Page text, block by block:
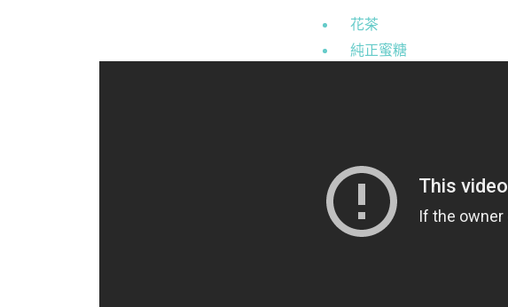
花茶
純正蜜糖
女士衛生護理
淋浴露
洗髪露